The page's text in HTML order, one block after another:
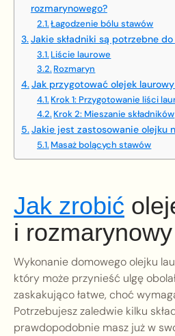
rozmarynowego?
Łagodzenie bólu stawów
Jakie składniki są potrzebne
Liście laurowe
Rozmaryn
Jak przygotować olejek
Krok 1: Przygotowanie liści
Krok 2: Mieszanie składników
Jakie jest zastosowanie olejku
Masaż bolących stawów
Jak zrobić
i
Wykonanie domowego olejku
który może przynieść ulgę
zaskakująco łatwe, choć
Potrzebujesz zaledwie kilku
prawdopodobnie masz już w